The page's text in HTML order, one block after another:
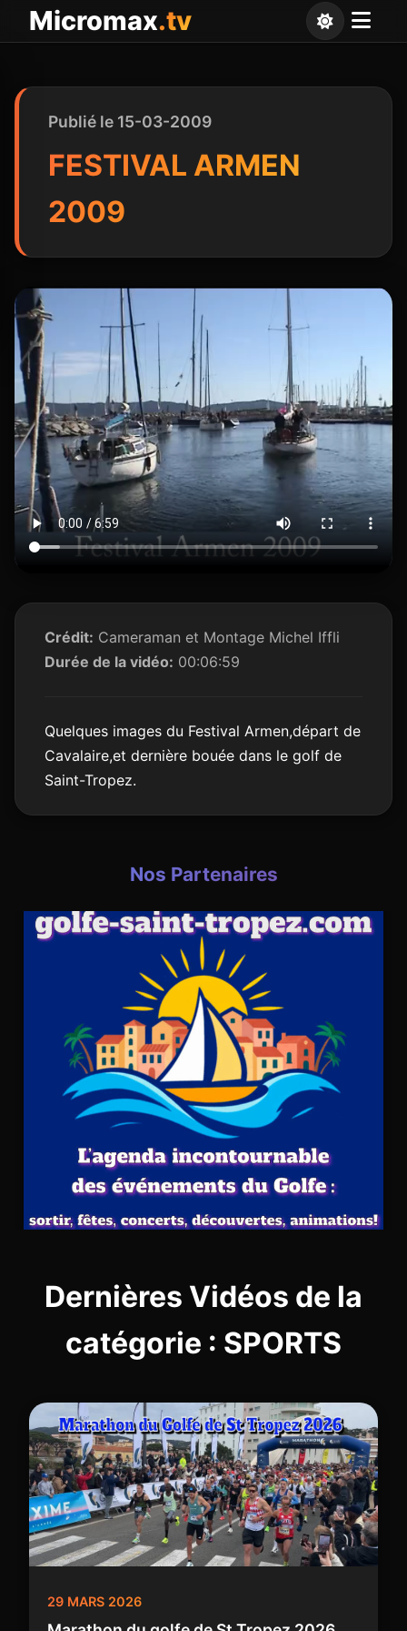
Micromax.tv
Publié le 15-03-2009
FESTIVAL ARMEN
2009
Crédit: Cameraman et Montage Michel Iffli
Durée de la vidéo: 00:06:59
Quelques images du Festival Armen,départ de
Cavalaire,et dernière bouée dans le golf de
Saint-Tropez.
Nos Partenaires
Dernières Vidéos de la
catégorie : SPORTS
29 MARS 2026
Panneau de gestion des cookies